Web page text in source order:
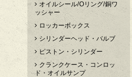
オイルシール/Oリング/銅ワ
ッシャー
ロッカーボックス
シリンダーヘッド・バルブ
ピストン・シリンダー
クランクケース・コンロッ
ド・オイルサンプ